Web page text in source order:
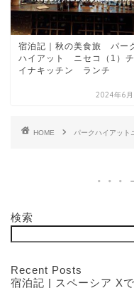
宿泊記｜秋の美食旅 パー
ハイアット ニセコ（1）チ
イナキッチン ランチ
2024年6
HOME パークハイアット
検索
Recent Posts
宿泊記 | スペーシア X